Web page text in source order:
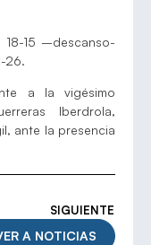
18-15 –descanso-
26.
a la vigésimo
Iberdrola,
ante la presencia
SIGUIENTE
A NOTICIAS